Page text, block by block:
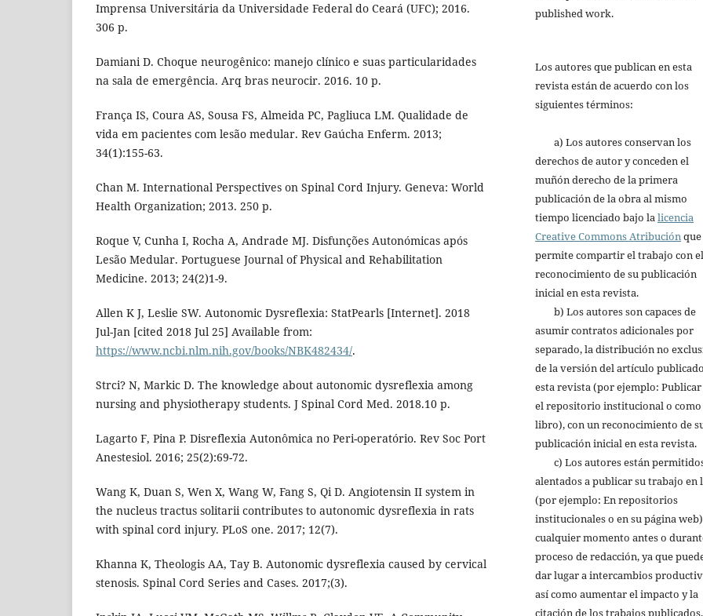
Imprensa Universitária da Universidade Federal do Ceará (UFC); 2016.
306 p.
Damiani D. Choque neurogênico: manejo clínico e suas particularidades
na sala de emergência. Arq bras neurocir. 2016. 10 p.
França IS, Coura AS, Sousa FS, Almeida PC, Pagliuca LM. Qualidade de
vida em pacientes com lesão medular. Rev Gaúcha Enferm. 2013;
34(1):155-63.
Chan M. International Perspectives on Spinal Cord Injury. Geneva: World
Health Organization; 2013. 250 p.
Roque V, Cunha I, Rocha A, Andrade MJ. Disfunções Autonómicas após
Lesão Medular. Portuguese Journal of Physical and Rehabilitation
Medicine. 2013; 24(2)1-9.
Allen K J, Leslie SW. Autonomic Dysreflexia: StatPearls [Internet]. 2018
Jul-Jan [cited 2018 Jul 25] Available from:
https://www.ncbi.nlm.nih.gov/books/NBK482434/.
Strci? N, Markic D. The knowledge about autonomic dysreflexia among
nursing and physiotherapy students. J Spinal Cord Med. 2018.10 p.
Lagarto F, Pina P. Disreflexia Autonômica no Peri-operatório. Rev Soc Port
Anestesiol. 2016; 25(2):69-72.
Wang K, Duan S, Wen X, Wang W, Fang S, Qi D. Angiotensin II system in
the nucleus tractus solitarii contributes to autonomic dysreflexia in rats
with spinal cord injury. PLoS one. 2017; 12(7).
Khanna K, Theologis AA, Tay B. Autonomic dysreflexia caused by cervical
stenosis. Spinal Cord Series and Cases. 2017;(3).
published work.
Los autores que publican en esta
revista están de acuerdo con los
siguientes términos:
a) Los autores conservan los
derechos de autor y conceden el
muñón derecho de la primera
publicación de la obra al mismo
tiempo licenciado bajo lalicencia
Creative Commons Atribuciónque
permite compartir el trabajo con el
reconocimiento de su publicación
inicial en esta revista.
b) Los autores son capaces de
asumir contratos adicionales por
separado, la distribución no
de la versión del artículo
esta revista (por ejemplo: Publicar
el repositorio institucional o
libro), con un reconocimiento de
publicación inicial en esta revista.
c) Los autores están
alentados a publicar su trabajo en
(por ejemplo: En repositorios
institucionales o en su página
cualquier momento antes o
proceso de redacción, ya que
dar lugar a intercambios
así como aumentar el impacto y la
citación de los trabajos publicados.